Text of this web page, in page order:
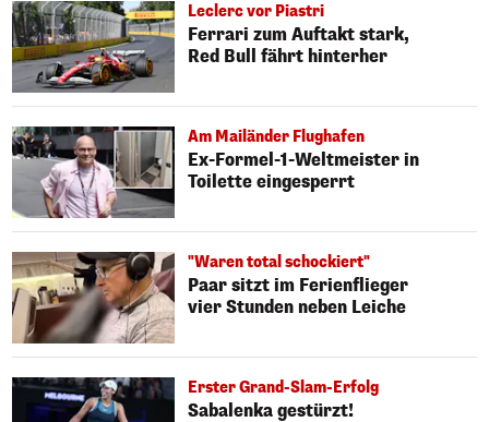
Leclerc vor Piastri
Ferrari zum Auftakt stark,
Red Bull fährt hinterher
Am Mailänder Flughafen
Ex-Formel-1-Weltmeister in
Toilette eingesperrt
"Waren total schockiert"
Paar sitzt im Ferienflieger
vier Stunden neben Leiche
Erster Grand-Slam-Erfolg
Sabalenka gestürzt!